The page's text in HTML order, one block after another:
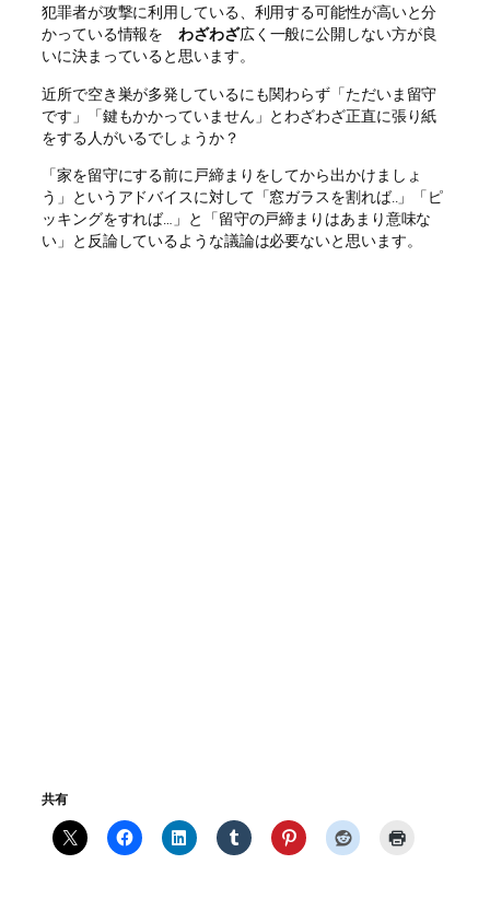
犯罪者が攻撃に利用している、利用する可能性が高いと分
かっている情報をわざわざ広く一般に公開しない方が良
いに決まっていると思います。
近所で空き巣が多発しているにも関わらず「ただいま留守
です」「鍵もかかっていません」とわざわざ正直に張り紙
をする人がいるでしょうか？
「家を留守にする前に戸締まりをしてから出かけましょ
う」というアドバイスに対して「窓ガラスを割れば..」「ピ
ッキングをすれば…」と「留守の戸締まりはあまり意味な
い」と反論しているような議論は必要ないと思います。
共有